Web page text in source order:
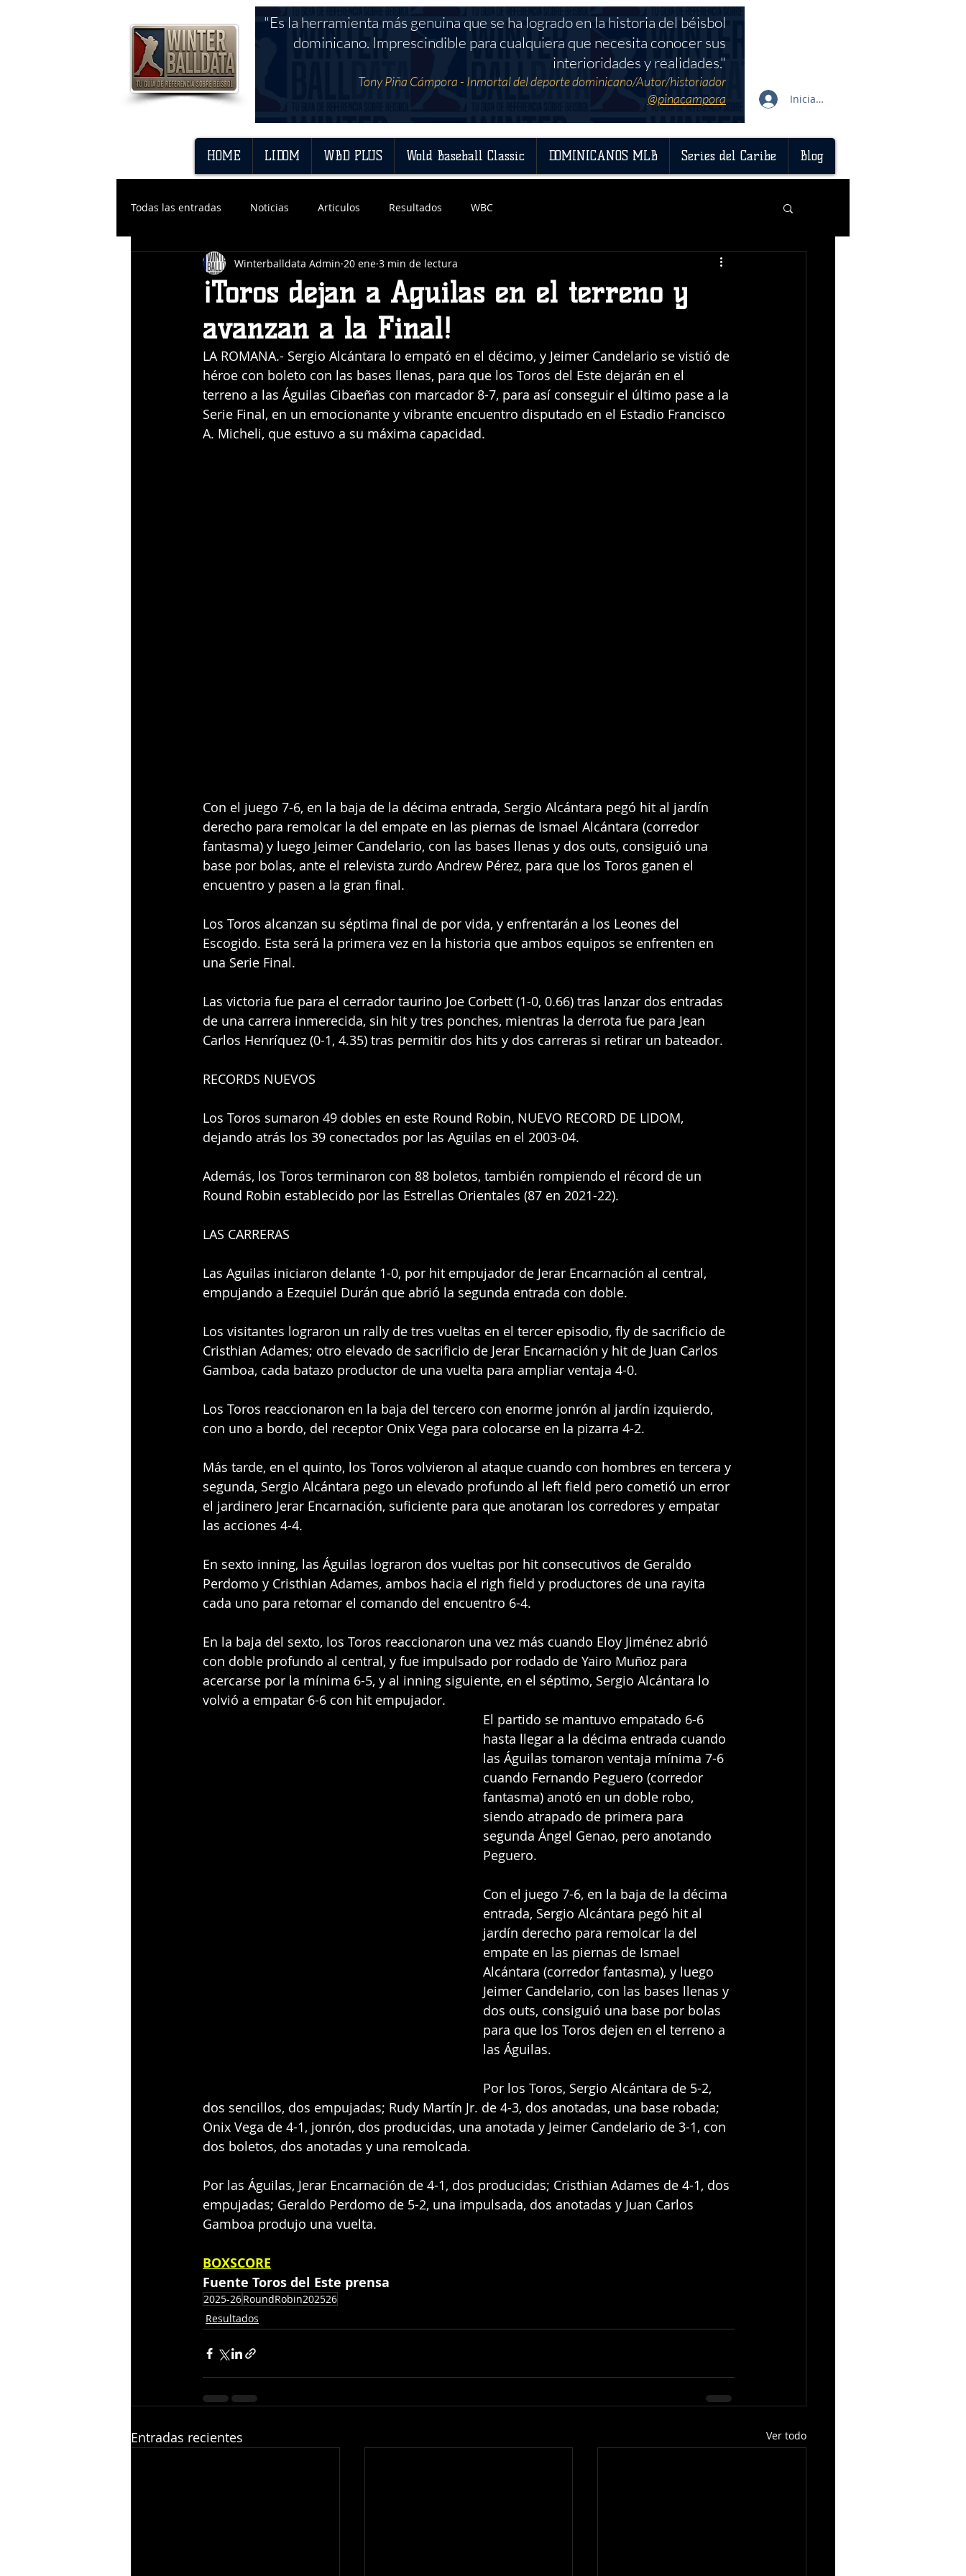
Iniciar sesión
HOME LIDOM WBD PLUS Wold Baseball Classic DOMINICANOS MLB Series del Caribe Blog
"Es la herramienta más genuina que se ha logrado en la historia del béisbol
dominicano. Imprescindible para cualquiera que necesita conocer sus
interioridades y realidades."
Tony Piña Cámpora - Inmortal del deporte dominicano/Autor/historiador
@pinacampora
Todas las entradas Noticias Articulos Resultados WBC
¡Toros dejan a Aguilas en el terreno y
avanzan a la Final!
Winterballdata Admin 20 ene 3 min de lectura
LA ROMANA.- Sergio Alcántara lo empató en el décimo, y Jeimer Candelario se vistió de
héroe con boleto con las bases llenas, para que los Toros del Este dejarán en el
terreno a las Águilas Cibaeñas con marcador 8-7, para así conseguir el último pase a la
Serie Final, en un emocionante y vibrante encuentro disputado en el Estadio Francisco
A. Micheli, que estuvo a su máxima capacidad.
Con el juego 7-6, en la baja de la décima entrada, Sergio Alcántara pegó hit al jardín
derecho para remolcar la del empate en las piernas de Ismael Alcántara (corredor
fantasma) y luego Jeimer Candelario, con las bases llenas y dos outs, consiguió una
base por bolas, ante el relevista zurdo Andrew Pérez, para que los Toros ganen el
encuentro y pasen a la gran final.
Los Toros alcanzan su séptima final de por vida, y enfrentarán a los Leones del
Escogido. Esta será la primera vez en la historia que ambos equipos se enfrenten en
una Serie Final.
Las victoria fue para el cerrador taurino Joe Corbett (1-0, 0.66) tras lanzar dos entradas
de una carrera inmerecida, sin hit y tres ponches, mientras la derrota fue para Jean
Carlos Henríquez (0-1, 4.35) tras permitir dos hits y dos carreras si retirar un bateador.
RECORDS NUEVOS
Los Toros sumaron 49 dobles en este Round Robin, NUEVO RECORD DE LIDOM,
dejando atrás los 39 conectados por las Aguilas en el 2003-04.
Además, los Toros terminaron con 88 boletos, también rompiendo el récord de un
Round Robin establecido por las Estrellas Orientales (87 en 2021-22).
LAS CARRERAS
Las Aguilas iniciaron delante 1-0, por hit empujador de Jerar Encarnación al central,
empujando a Ezequiel Durán que abrió la segunda entrada con doble.
Los visitantes lograron un rally de tres vueltas en el tercer episodio, fly de sacrificio de
Cristhian Adames; otro elevado de sacrificio de Jerar Encarnación y hit de Juan Carlos
Gamboa, cada batazo productor de una vuelta para ampliar ventaja 4-0.
Los Toros reaccionaron en la baja del tercero con enorme jonrón al jardín izquierdo,
con uno a bordo, del receptor Onix Vega para colocarse en la pizarra 4-2.
Más tarde, en el quinto, los Toros volvieron al ataque cuando con hombres en tercera y
segunda, Sergio Alcántara pego un elevado profundo al left field pero cometió un error
el jardinero Jerar Encarnación, suficiente para que anotaran los corredores y empatar
las acciones 4-4.
En sexto inning, las Águilas lograron dos vueltas por hit consecutivos de Geraldo
Perdomo y Cristhian Adames, ambos hacia el righ field y productores de una rayita
cada uno para retomar el comando del encuentro 6-4.
En la baja del sexto, los Toros reaccionaron una vez más cuando Eloy Jiménez abrió
con doble profundo al central, y fue impulsado por rodado de Yairo Muñoz para
acercarse por la mínima 6-5, y al inning siguiente, en el séptimo, Sergio Alcántara lo
volvió a empatar 6-6 con hit empujador.
El partido se mantuvo empatado 6-6
hasta llegar a la décima entrada cuando
las Águilas tomaron ventaja mínima 7-6
cuando Fernando Peguero (corredor
fantasma) anotó en un doble robo,
siendo atrapado de primera para
segunda Ángel Genao, pero anotando
Peguero.
Con el juego 7-6, en la baja de la décima
entrada, Sergio Alcántara pegó hit al
jardín derecho para remolcar la del
empate en las piernas de Ismael
Alcántara (corredor fantasma), y luego
Jeimer Candelario, con las bases llenas y
dos outs, consiguió una base por bolas
para que los Toros dejen en el terreno a
las Águilas.
Por los Toros, Sergio Alcántara de 5-2,
dos sencillos, dos empujadas; Rudy Martín Jr. de 4-3, dos anotadas, una base robada;
Onix Vega de 4-1, jonrón, dos producidas, una anotada y Jeimer Candelario de 3-1, con
dos boletos, dos anotadas y una remolcada.
Por las Águilas, Jerar Encarnación de 4-1, dos producidas; Cristhian Adames de 4-1, dos
empujadas; Geraldo Perdomo de 5-2, una impulsada, dos anotadas y Juan Carlos
Gamboa produjo una vuelta.
BOXSCORE
Fuente Toros del Este prensa
2025-26RoundRobin202526
Resultados
Entradas recientes Ver todo